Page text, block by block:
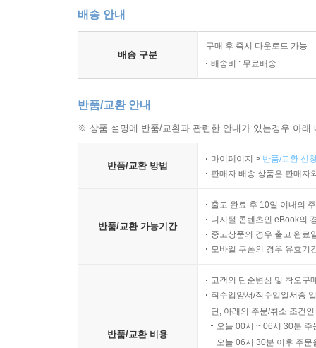
배송 안내
배송 구분
구매 후 즉시 다운로드 가능
배송비 : 무료배송
반품/교환 안내
※ 상품 설명에 반품/교환과 관련한 안내가 있는경우 아
반품/교환 방법
마이페이지 > 반품/교환 신
판매자 배송 상품은 판매자
반품/교환 가능기간
출고 완료 후 10일 이내의
디지털 콘텐츠인 eBook의
중고상품의 경우 출고 완료
모바일 쿠폰의 경우 유효기
반품/교환 비용
고객의 단순변심 및 착오구
직수입양서/직수입일서중
단, 아래의 주문/취소 조건
오늘 00시 ~ 06시 30분
오늘 06시 30분 이후 주